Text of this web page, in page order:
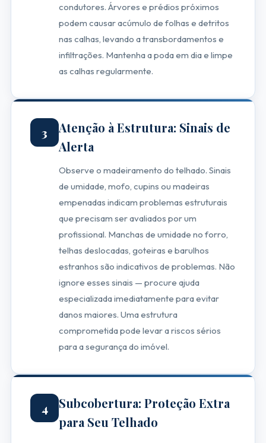
condutores. Árvores e prédios próximos
podem causar acúmulo de folhas e detritos
nas calhas, levando a transbordamentos e
infiltrações. Mantenha a poda em dia e limpe
as calhas regularmente.
3
Atenção à Estrutura: Sinais de
Alerta
Observe o madeiramento do telhado. Sinais
de umidade, mofo, cupins ou madeiras
empenadas indicam problemas estruturais
que precisam ser avaliados por um
profissional. Manchas de umidade no forro,
telhas deslocadas, goteiras e barulhos
estranhos são indicativos de problemas. Não
ignore esses sinais — procure ajuda
especializada imediatamente para evitar
danos maiores. Uma estrutura
comprometida pode levar a riscos sérios
para a segurança do imóvel.
4
Subcobertura: Proteção Extra
para Seu Telhado